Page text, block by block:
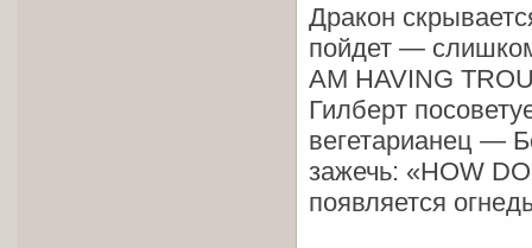
Дракон
пойдет —
AM HAVING
Гилберт
вегетарианец —
зажечь: «HOW
появляется